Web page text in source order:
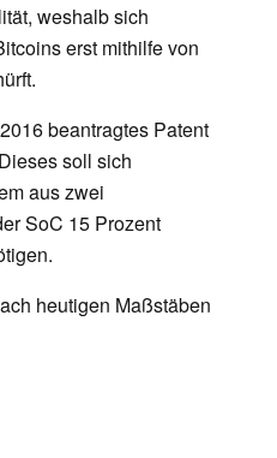
weshalb sich
erst mithilfe von
beantragtes Patent
soll sich
aus zwei
SoC 15 Prozent
heutigen Maßstäben